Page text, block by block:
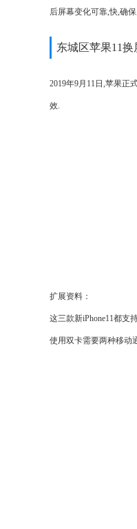
后屏幕变化可靠,快,确
东城区苹果11换
2019年9月11日,苹果正
效.
扩展资料：
这三款新iPhone11都支
使用双卡需要两种移动